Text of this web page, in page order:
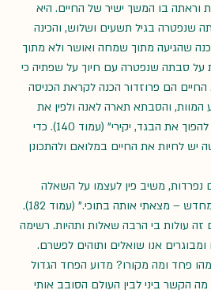
וראתה בו המשך ישיר של החיים. היא
שנפטרה בגיל תשעים ושלוש, והכינה
שהגיעה מתוך שמחה ואושר ולא מתוך
סבתה שנפטרה עם חיוך על שפתיה כי
הם פרוזדור הכנה לקראת הכניסה
והסבתא תארה לאנה ולפין את
המוות כשלב בחיים: "זה כמו להפוך את הבגד, יקירי" (עמוד 140). כדי
יש לחיות את החיים במלואם ולהתכונן
משיב פין לעצמו על השאלה
– מצאתי אותה בתוכי." (עמוד 182).
זה עולות בי הרבה שאלות ותהיות. רשימה
אנו שואלים ותוהים לפשרם.
פחד ומה מקורו? מדוע הפחד הגדול
מה הקשר ביני לבין העולם הסובב אותי